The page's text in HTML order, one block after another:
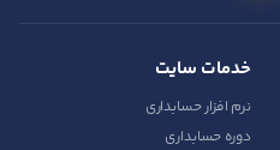
خدمات سایت
نرم افزار حسابداری
دوره حسابداری